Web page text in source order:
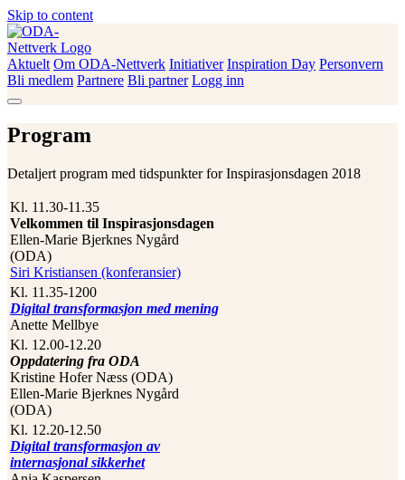
Skip to content
ODA-Nettverk
Aktuelt Om ODA-Nettverk Initiativer Inspiration Day Personvern
Bli medlem Partnere Bli partner Logg inn
Program
Detaljert program med tidspunkter for Inspirasjonsdagen 2018
Kl. 11.30-11.35
Velkommen til Inspirasjonsdagen
Ellen-Marie Bjerknes Nygård
(ODA)
Siri Kristiansen (konferansier)
Kl. 11.35-1200
Digital transformasjon med mening
Anette Mellbye
Kl. 12.00-12.20
Oppdatering fra ODA
Kristine Hofer Næss (ODA)
Ellen-Marie Bjerknes Nygård
(ODA)
Kl. 12.20-12.50
Digital transformasjon av
internasjonal sikkerhet